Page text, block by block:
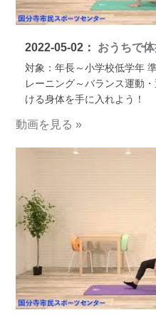
2022-05-02： おうちで
対象：年長～小学校低学年
レーニング～バランス運動
ける身体を手に入れよう！
動画を見る »